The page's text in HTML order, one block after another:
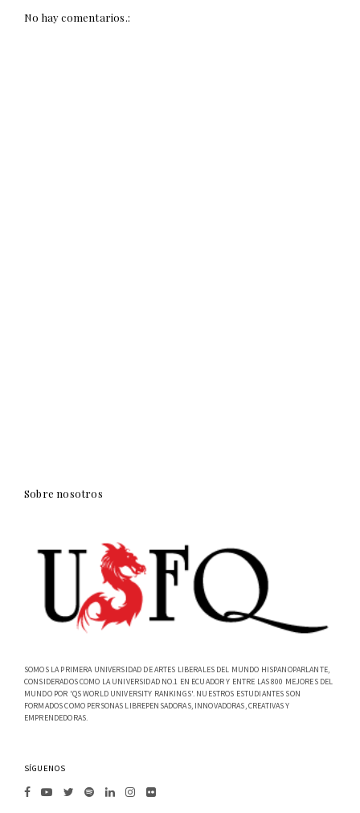
No hay comentarios.:
Sobre nosotros
SOMOS LA PRIMERA UNIVERSIDAD DE ARTES LIBERALES DEL MUNDO HISPANOPARLANTE,
CONSIDERADOS COMO LA UNIVERSIDAD NO.1 EN ECUADOR Y ENTRE LAS 800 MEJORES DEL
MUNDO POR 'QS WORLD UNIVERSITY RANKINGS'. NUESTROS ESTUDIANTES SON
FORMADOS COMO PERSONAS LIBREPENSADORAS, INNOVADORAS, CREATIVAS Y
EMPRENDEDORAS.
SÍGUENOS